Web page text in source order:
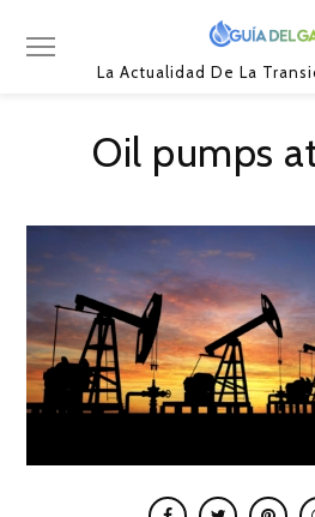
La Actualidad De La
Oil pumps